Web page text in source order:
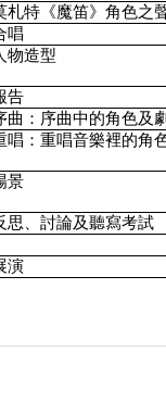
札特《魔笛》角色之
唱
物造型
告
曲：序曲中的角色及
唱：重唱音樂裡的角
景
思、討論及聽寫考試
演